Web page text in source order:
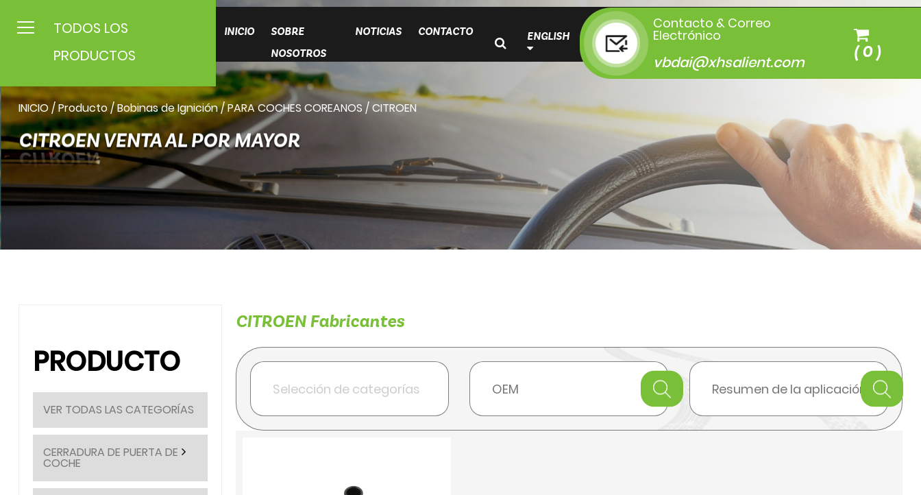
TODOS LOS
PRODUCTOS
INICIO
SOBRE
NOSOTROS
NOTICIAS CONTACTO ENGLISH
Contacto & Correo
Electrónico
vbdai@xhsalient.com
( 0 )
INICIO /Producto/Bobinas de Ignición/PARA COCHES COREANOS /CITROEN
CITROEN VENTA AL POR MAYOR
PRODUCTO
VER TODAS LAS CATEGORÍAS
CERRADURA DE PUERTA DE
COCHE
CITROEN Fabricantes